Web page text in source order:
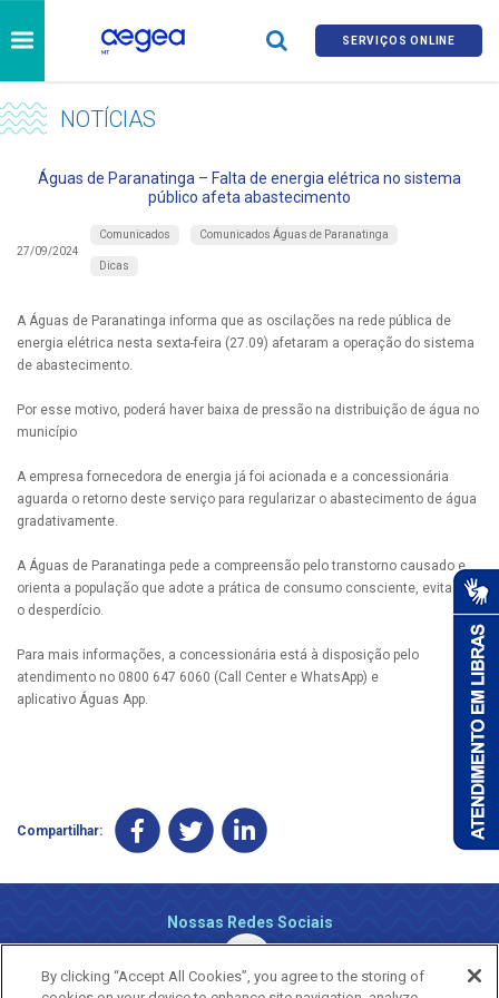
SERVIÇOS ONLINE
NOTÍCIAS
Águas de Paranatinga – Falta de energia elétrica no sistema
público afeta abastecimento
27/09/2024
Comunicados Comunicados Águas de Paranatinga
Dicas
A Águas de Paranatinga informa que as oscilações na rede pública de
energia elétrica nesta sexta-feira (27.09) afetaram a operação do sistema
de abastecimento.
Por esse motivo, poderá haver baixa de pressão na distribuição de água no
município
A empresa fornecedora de energia já foi acionada e a concessionária
aguarda o retorno deste serviço para regularizar o abastecimento de água
gradativamente.
A Águas de Paranatinga pede a compreensão pelo transtorno causado e
orienta a população que adote a prática de consumo consciente, evitando
o desperdício.
Para mais informações, a concessionária está à disposição pelo
atendimento no 0800 647 6060 (Call Center e WhatsApp) e
aplicativo Águas App.
Compartilhar:
Nossas Redes Sociais
By clicking “Accept All Cookies”, you agree to the storing of